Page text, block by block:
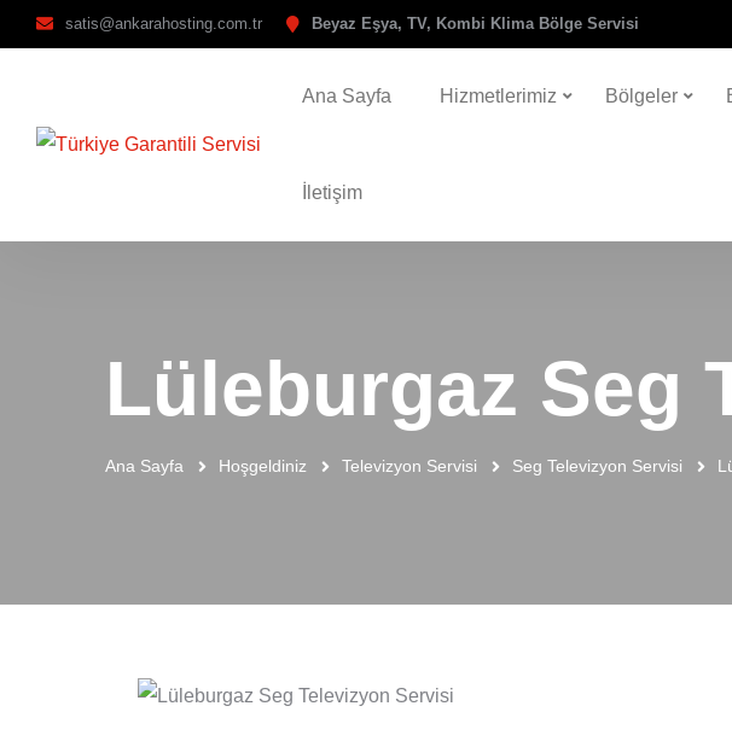
satis@ankarahosting.com.tr Beyaz Eşya, TV, Kombi Klima Bölge Servisi
Ana Sayfa Hizmetlerimiz Bölgeler
İletişim
Lüleburgaz Seg
Ana Sayfa Hoşgeldiniz Televizyon Servisi Seg Televizyon Servisi